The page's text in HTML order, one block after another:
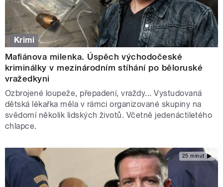
Krimi
Mafiánova milenka. Úspěch východočeské
kriminálky v mezinárodním stíhání po běloruské
vražedkyni
Ozbrojené loupeže, přepadení, vraždy... Vystudovaná
dětská lékařka měla v rámci organizované skupiny na
svědomí několik lidských životů. Včetně jedenáctiletého
chlapce.
25 minut